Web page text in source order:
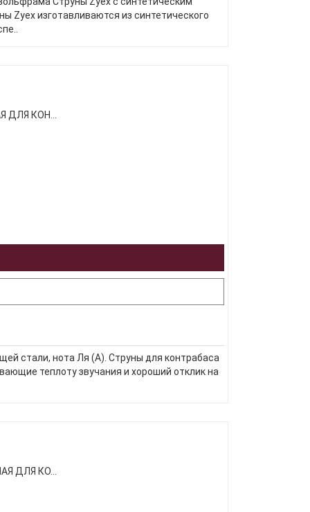
Zyex изготавливаются из синтетического
ДЛЯ КОН...
стали, нота Ля (A). Струны для контрабаса
теплоту звучания и хороший отклик на
ДЛЯ КО...